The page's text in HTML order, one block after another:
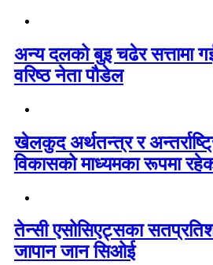
अन्य दलको बुइ चढेर सत्तामा
वरिष्ठ नेता पौडेल
खेलकुद अर्थतन्त्र र
विकासको माध्यमका रूपमा
तेन्सी एसोसिएट्सका सतप्रतिशत
जापान जान सिओई